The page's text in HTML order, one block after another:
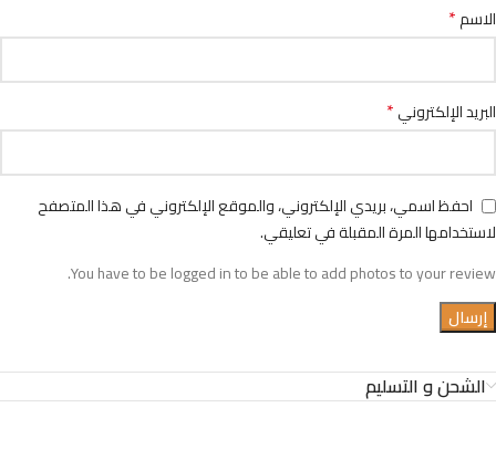
الاسم*
البريد الإلكتروني*
احفظ اسمي، بريدي الإلكتروني، والموقع الإلكتروني في هذا المتصفح
لاستخدامها المرة المقبلة في تعليقي.
You have to be logged in to be able to add photos to your review.
الشحن و التسليم